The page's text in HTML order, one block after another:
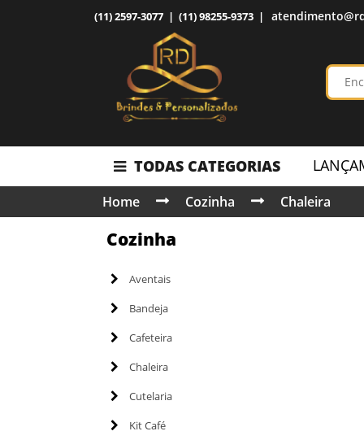
(11) 2597-3077 | (11) 98255-9373 |
TODAS CATEGORIAS
Home Cozinha Chaleira
Cozinha
Aventais
Bandeja
Cafeteira
Chaleira
Cutelaria
Kit Café